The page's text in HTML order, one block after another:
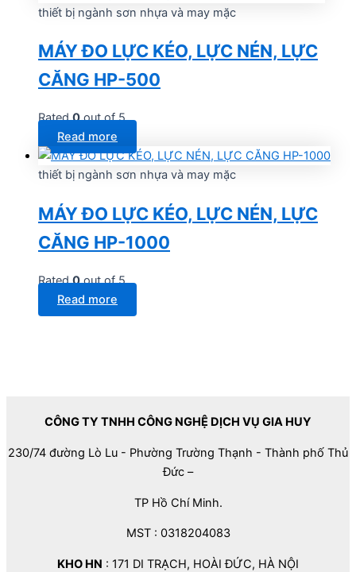
thiết bị ngành sơn nhựa và may mặc
MÁY ĐO LỰC KÉO, LỰC NÉN, LỰC
CĂNG HP-500
Rated0out of 5
Read more
thiết bị ngành sơn nhựa và may mặc
MÁY ĐO LỰC KÉO, LỰC NÉN, LỰC
CĂNG HP-1000
Rated0out of 5
Read more
CÔNG TY TNHH CÔNG NGHỆ DỊCH VỤ GIA HUY
230/74 đường Lò Lu - Phường Trường Thạnh - Thành phố Thủ
Đức –
TP Hồ Chí Minh.
MST : 0318204083
KHO HN : 171 DI TRẠCH, HOÀI ĐỨC, HÀ NỘI